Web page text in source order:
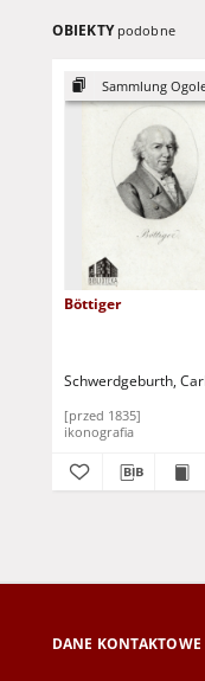
OBIEKTY podobne
Sammlung
Böttiger
Schwerdgeburth,
[przed 1835]
ikonografia
DANE KONTAKTOWE